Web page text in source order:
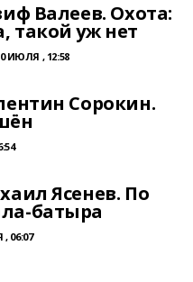
Валеев. Охота:
такой уж нет
ИЮЛЯ , 12:58
Сорокин.
Ясенев. По
батыра
06:07